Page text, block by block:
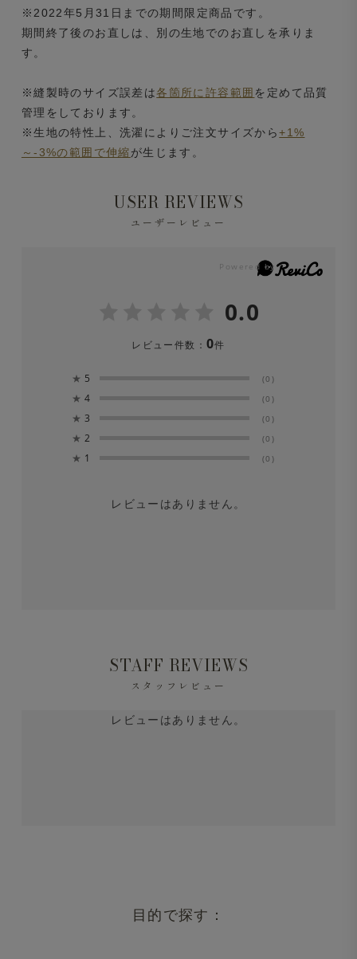
※2022年5月31日までの期間限定商品です。
期間終了後のお直しは、別の生地でのお直しを承りま
す。
※縫製時のサイズ誤差は各箇所に許容範囲 を定めて品質
管理をしております。
※生地の特性上、洗濯によりご注文サイズから+1%
～-3%の範囲で伸縮が生じます。
USER REVIEWS
ユーザーレビュー
0.0
レビュー件数： 0件
★ 5 (0)
★ 4 (0)
★ 3 (0)
★ 2 (0)
★ 1 (0)
レビューはありません。
STAFF REVIEWS
スタッフレビュー
レビューはありません。
目的で探す：